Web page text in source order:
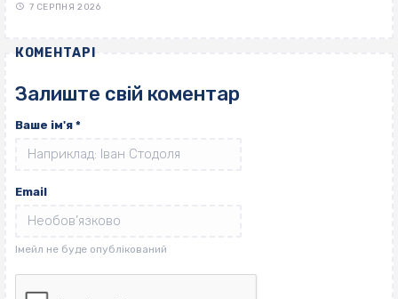
7 СЕРПНЯ 2026
КОМЕНТАРІ
Залиште свій коментар
Ваше ім'я *
Email